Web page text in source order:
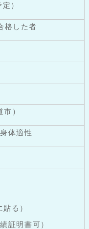
）
格した者
）
体適性
る）
証明書可）